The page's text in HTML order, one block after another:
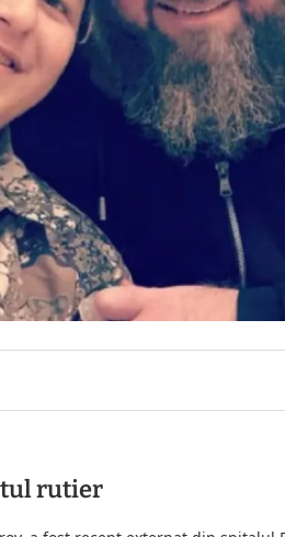
rutier